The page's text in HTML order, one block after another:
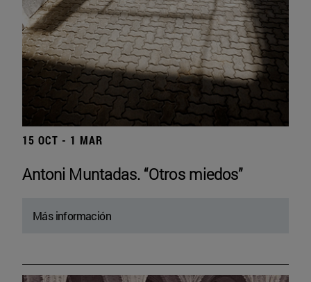
15 OCT - 1 MAR
Antoni Muntadas. “Otros miedos”
Más información